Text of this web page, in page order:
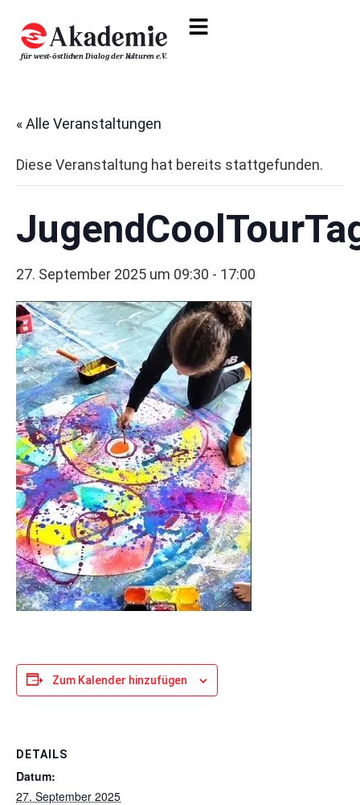
« Alle Veranstaltungen
Diese Veranstaltung hat bereits stattgefunden.
27. September 2025 um 09:30 - 17:00
Zum Kalender hinzufügen
DETAILS
Datum:
27. September 2025